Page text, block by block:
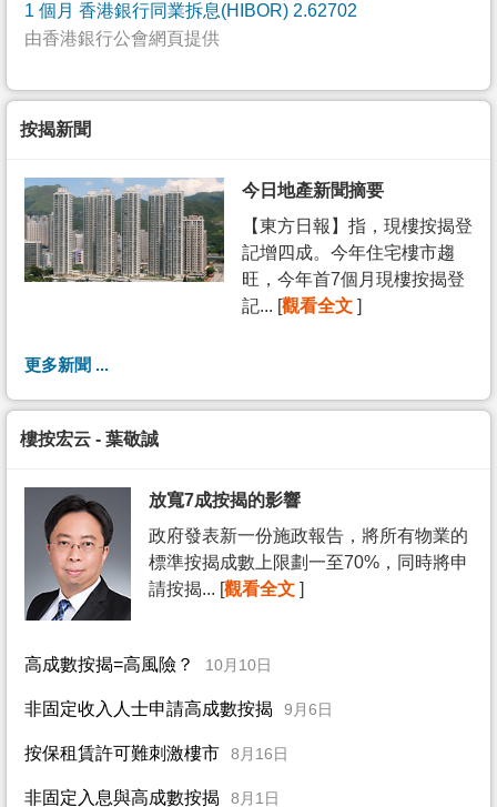
1 個月 香港銀行同業拆息(HIBOR) 2.62702
由香港銀行公會網頁提供
按揭新聞
今日地產新聞摘要
【東方日報】指，現樓按揭登
記增四成。今年住宅樓市趨
旺，今年首7個月現樓按揭登
記... [觀看全文 ]
更多新聞 ...
樓按宏云 - 葉敬誠
放寬7成按揭的影響
政府發表新一份施政報告，將所有物業的
標準按揭成數上限劃一至70%，同時將申
請按揭... [觀看全文 ]
高成數按揭=高風險？ 10月10日
非固定收入人士申請高成數按揭 9月6日
按保租賃許可難刺激樓市 8月16日
非固定入息與高成數按揭 8月1日